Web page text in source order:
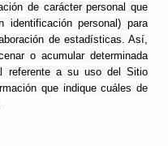
de carácter personal que
personal) para
de estadísticas. Así,
o acumular determinada
referente a su uso del Sitio
que indique cuáles de